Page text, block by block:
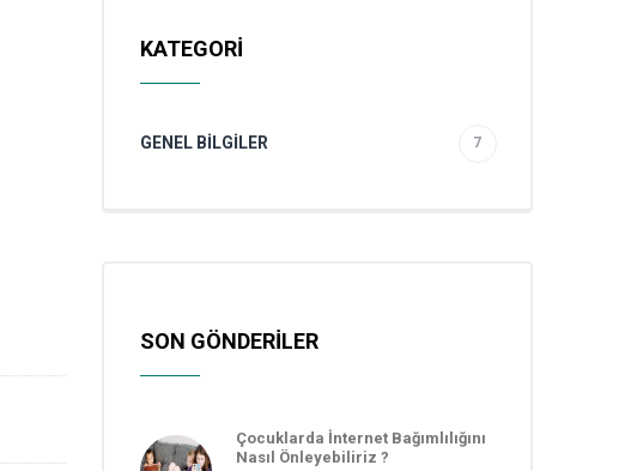
KATEGORİ
GENEL BILGILER 7
SON GÖNDERİLER
Çocuklarda İnternet Bağımlılığını
Nasıl Önleyebiliriz ?